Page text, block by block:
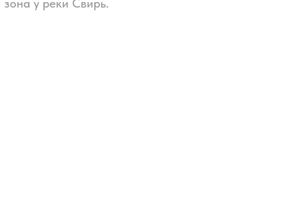
зона у реки Свирь.